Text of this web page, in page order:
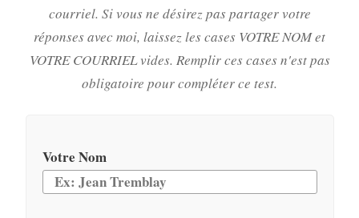
courriel. Si vous ne désirez pas partager votre
réponses avec moi, laissez les cases VOTRE NOM et
VOTRE COURRIEL vides. Remplir ces cases n'est pas
obligatoire pour compléter ce test.
Votre Nom